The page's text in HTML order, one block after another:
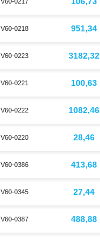
V60-0218 951,34
V60-0223 3182,32
V60-0221 100,63
V60-0222 1082,46
V60-0220 28,46
V60-0386 413,68
V60-0345 27,44
V60-0387 488,88